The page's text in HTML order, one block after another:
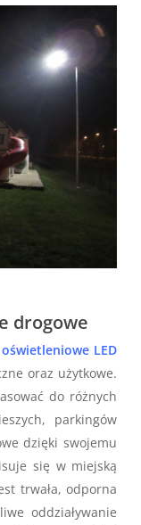
drogowe
LED
oraz użytkowe.
do różnych
parkingów
dzięki swojemu
się w miejską
trwała, odporna
oddziaływanie